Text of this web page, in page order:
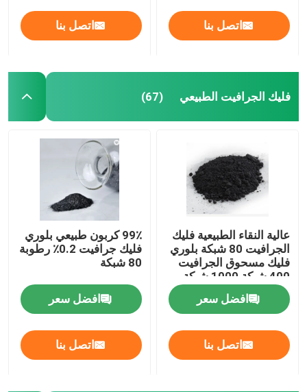
اتصل بنا اتصل بنا
فليك الجرافيت الطبيعي (67)
عالية النقاء الطبيعية فليك
الجرافيت 80 شبكة بلوري
فليك مسحوق الجرافيت
400 شبكة 1000 شبكة
افضل سعر
اتصل بنا
99٪ كربون طبيعي بلوري
فليك جرافيت 0.2٪ رطوبة
80 شبكة
افضل سعر
اتصل بنا